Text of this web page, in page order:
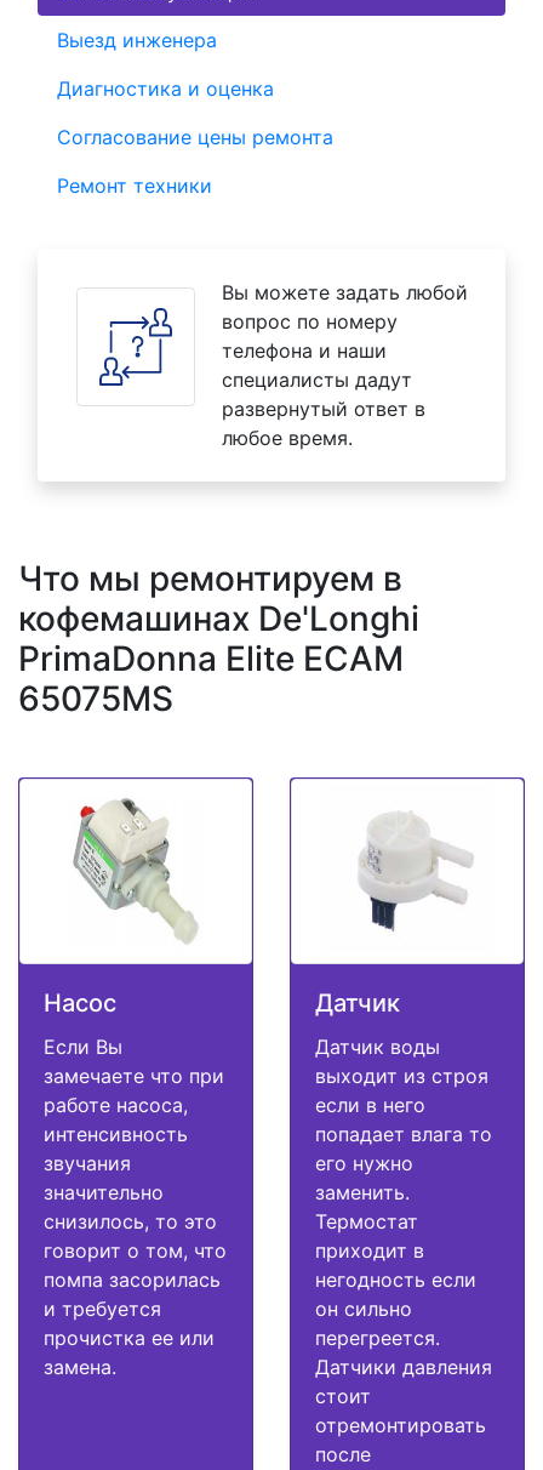
Выезд инженера
Диагностика и оценка
Согласование цены ремонта
Ремонт техники
Вы можете задать любой
вопрос по номеру
телефона и наши
специалисты дадут
развернутый ответ в
любое время.
Что мы ремонтируем в
кофемашинах De'Longhi
PrimaDonna Elite ECAM
65075MS
Насос
Если Вы
замечаете что при
работе насоса,
интенсивность
звучания
значительно
снизилось, то это
говорит о том, что
помпа засорилась
и требуется
прочистка ее или
замена.
Датчик
Датчик воды
выходит из строя
если в него
попадает влага то
его нужно
заменить.
Термостат
приходит в
негодность если
он сильно
перегреется.
Датчики давления
стоит
отремонтировать
после